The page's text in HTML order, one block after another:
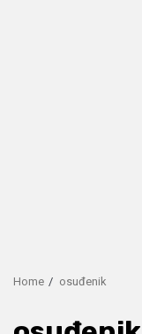
Home osuđenik